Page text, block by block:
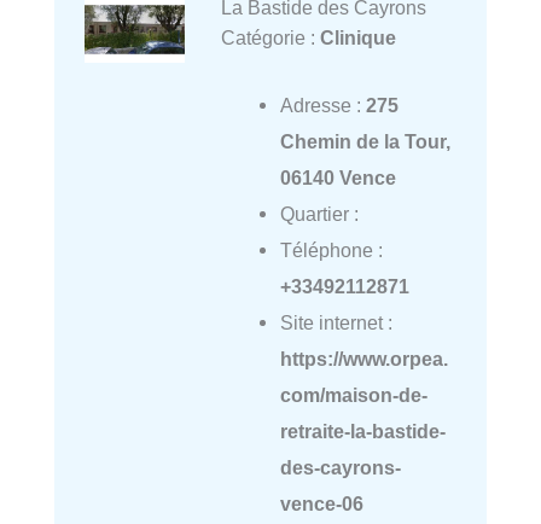
La Bastide des Cayrons
Catégorie : Clinique
Adresse : 275
Chemin de la Tour,
06140 Vence
Quartier :
Téléphone :
+33492112871
Site internet :
https://www.orpea.
com/maison-de-
retraite-la-bastide-
des-cayrons-
vence-06